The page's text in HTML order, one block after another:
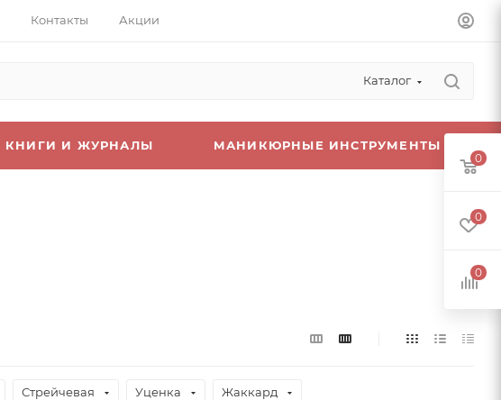
Контакты Акции
Каталог
КНИГИ И ЖУРНАЛЫ МАНИКЮРНЫЕ ИНСТРУМЕНТЫ
Стрейчевая Уценка Жаккард
0
0
0